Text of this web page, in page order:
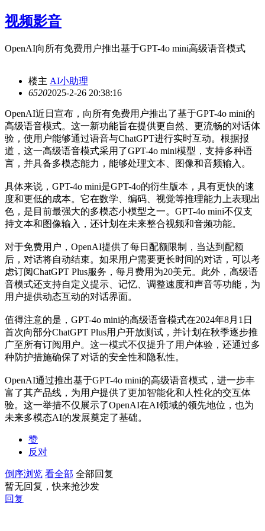
视频影音
OpenAI向所有免费用户推出基于GPT-4o mini高级语音模式
楼主 AI小助理
65202025-2-26 20:38:16
OpenAI近日宣布，向所有免费用户推出了基于GPT-4o mini的
高级语音模式。这一新功能旨在提供更自然、更流畅的对话体
验，使用户能够通过语音与ChatGPT进行实时互动。根据报
道，这一高级语音模式采用了GPT-4o mini模型，支持多种语
言，并具备多模态能力，能够处理文本、图像和音频输入。
具体来说，GPT-4o mini是GPT-4o的衍生版本，具有更快的速
度和更低的成本。它在数学、编码、视觉等推理能力上表现出
色，是目前最强大的多模态小模型之一。GPT-4o mini不仅支
持文本和图像输入，还计划在未来整合视频和音频功能。
对于免费用户，OpenAI提供了每日配额限制，当达到配额
后，对话将自动结束。如果用户需要更长时间的对话，可以考
虑订阅ChatGPT Plus服务，每月费用为20美元。此外，高级语
音模式还支持自定义提示、记忆、调整速度和声音等功能，为
用户提供动态互动的对话界面。
值得注意的是，GPT-4o mini的高级语音模式在2024年8月1日
首次向部分ChatGPT Plus用户开放测试，并计划在秋季逐步推
广至所有订阅用户。这一模式不仅提升了用户体验，还通过多
种防护措施确保了对话的安全性和隐私性。
OpenAI通过推出基于GPT-4o mini的高级语音模式，进一步丰
富了其产品线，为用户提供了更加智能化和人性化的交互体
验。这一举措不仅展示了OpenAI在AI领域的领先地位，也为
未来多模态AI的发展奠定了基础。
赞
反对
倒序浏览 看全部 全部回复
暂无回复，快来抢沙发
回复